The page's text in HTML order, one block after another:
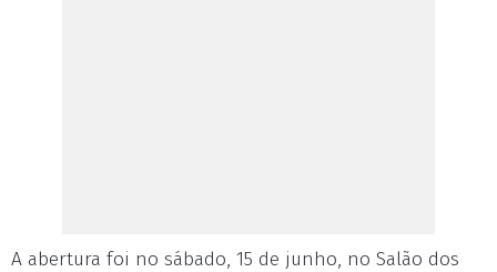
A abertura foi no sábado, 15 de junho, no Salão dos